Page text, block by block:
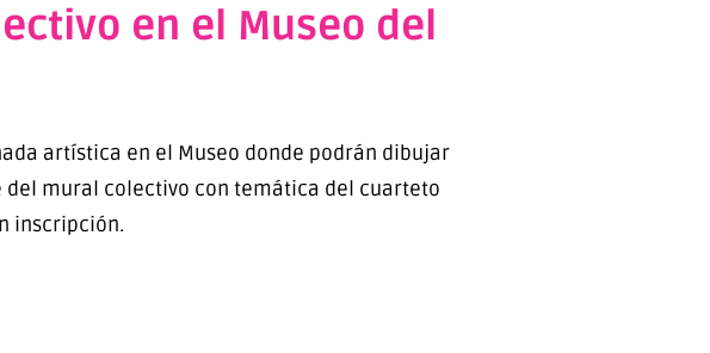
en el Museo del
artística en el Museo donde podrán dibujar
mural colectivo con temática del cuarteto
inscripción.